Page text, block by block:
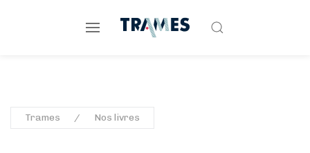
Trames Nos livres